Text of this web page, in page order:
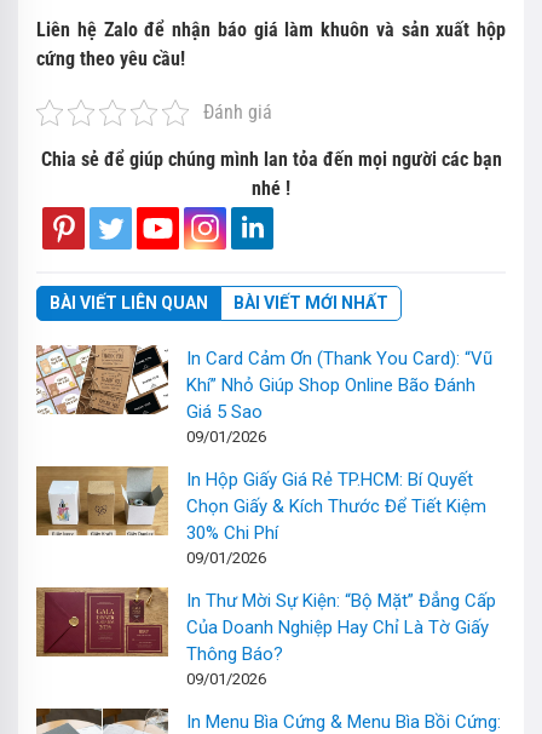
Liên hệ Zalo để nhận báo giá làm khuôn và sản xuất hộp
cứng theo yêu cầu!
Đánh giá
Chia sẻ để giúp chúng mình lan tỏa đến mọi người các bạn
nhé !
BÀI VIẾT LIÊN QUAN BÀI VIẾT MỚI NHẤT
In Card Cảm Ơn (Thank You Card): “Vũ
Khí” Nhỏ Giúp Shop Online Bão Đánh
Giá 5 Sao
09/01/2026
In Hộp Giấy Giá Rẻ TP.HCM: Bí Quyết
Chọn Giấy & Kích Thước Để Tiết Kiệm
30% Chi Phí
09/01/2026
In Thư Mời Sự Kiện: “Bộ Mặt” Đẳng Cấp
Của Doanh Nghiệp Hay Chỉ Là Tờ Giấy
Thông Báo?
09/01/2026
In Menu Bìa Cứng & Menu Bìa Bồi Cứng: